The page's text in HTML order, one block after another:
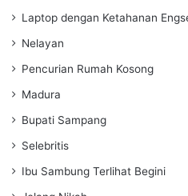
Laptop dengan Ketahanan
Nelayan
Pencurian Rumah Kosong
Madura
Bupati Sampang
Selebritis
Ibu Sambung Terlihat Begini